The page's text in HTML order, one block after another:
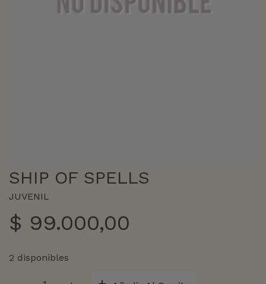
SHIP OF SPELLS
JUVENIL
$ 99.000,00
2 disponibles